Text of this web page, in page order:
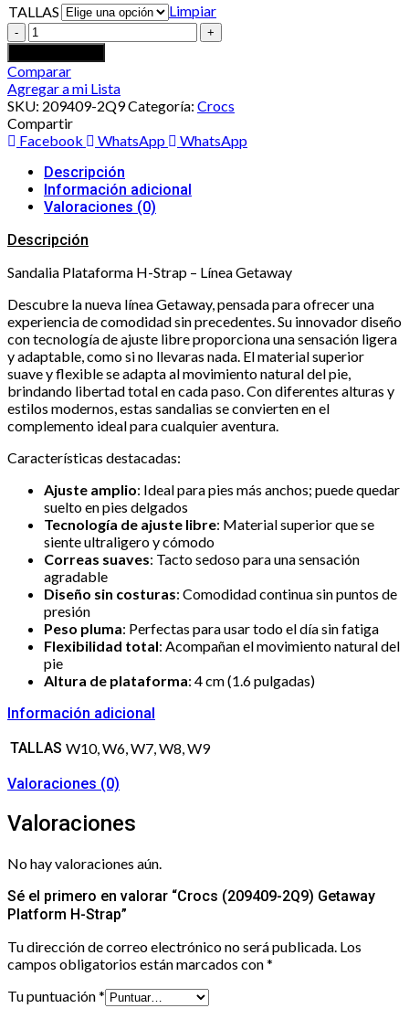
TALLAS
Limpiar
Crocs
(209409-
2Q9)
Getaway
Platform
H-
Strap
cantidad
Comparar
Agregar a mi Lista
SKU: 209409-2Q9Categoría: Crocs
Compartir
Facebook
WhatsApp
WhatsApp
Descripción
Información adicional
Valoraciones (0)
Descripción
Sandalia Plataforma H-Strap – Línea Getaway
Descubre la nueva línea Getaway, pensada para ofrecer una
experiencia de comodidad sin precedentes. Su innovador diseño
con tecnología de ajuste libre proporciona una sensación ligera
y adaptable, como si no llevaras nada. El material superior
suave y flexible se adapta al movimiento natural del pie,
brindando libertad total en cada paso. Con diferentes alturas y
estilos modernos, estas sandalias se convierten en el
complemento ideal para cualquier aventura.
Características destacadas:
Ajuste amplio: Ideal para pies más anchos; puede quedar
suelto en pies delgados
Tecnología de ajuste libre: Material superior que se
siente ultraligero y cómodo
Correas suaves: Tacto sedoso para una sensación
agradable
Diseño sin costuras: Comodidad continua sin puntos de
presión
Peso pluma: Perfectas para usar todo el día sin fatiga
Flexibilidad total: Acompañan el movimiento natural del
pie
Altura de plataforma: 4 cm (1.6 pulgadas)
Información adicional
TALLAS W10, W6, W7, W8, W9
Valoraciones (0)
Valoraciones
No hay valoraciones aún.
Sé el primero en valorar “Crocs (209409-2Q9) Getaway
Platform H-Strap”
Tu dirección de correo electrónico no será publicada. Los
campos obligatorios están marcados con*
Tu puntuación*